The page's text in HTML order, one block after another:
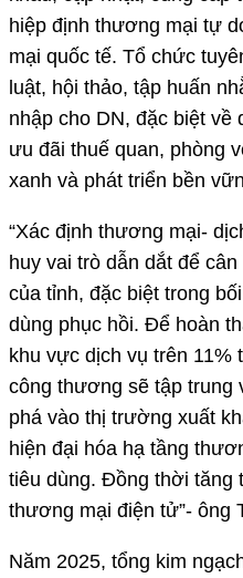
hiệp định thương mại tự
mại quốc tế. Tổ chức
luật, hội thảo, tập huấn
nhập cho DN, đặc biệt về
ưu đãi thuế quan, phòng
xanh và phát triển bền
“Xác định thương mại-
huy vai trò dẫn dắt để
của tỉnh, đặc biệt trong
dùng phục hồi. Để hoàn
khu vực dịch vụ trên 11%
công thương sẽ tập trung
phá vào thị trường xuất
hiện đại hóa hạ tầng
tiêu dùng. Đồng thời tăng
thương mại điện tử”- ông
Năm 2025, tổng kim